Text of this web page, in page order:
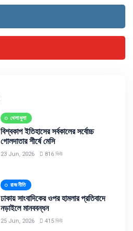
খেলাধুলা
বিশ্বকাপ ইতিহাসের সর্বকালের সর্বোচ্চ
গোলদাতার শীর্ষে মেসি
23 Jun, 2026 816 ভিউ
রাজনীতি
ঢাকায় সাংবাদিকের ওপর হামলার প্রতিবাদে
নড়াইলে মানববন্ধন
25 Jun, 2026 415 ভিউ